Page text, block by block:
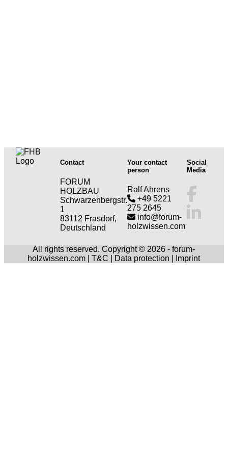
Contact
FORUM
HOLZBAU
Schwarzenbergstr.
1
83112 Frasdorf,
Deutschland
Your contact
person
Ralf Ahrens
+49 5221
275 2645
info@forum-
holzwissen.com
Social
Media
All rights reserved. Copyright © 2026 - forum-
holzwissen.com |T&C Data protection Imprint